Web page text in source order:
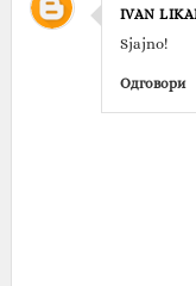
IVAN
Sjajno!
Одговори